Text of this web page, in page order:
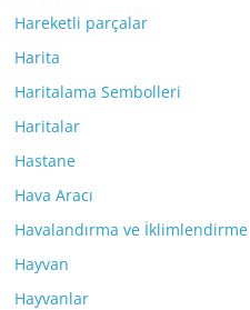
Hareketli parçalar
Harita
Haritalama Sembolleri
Haritalar
Hastane
Hava Aracı
Havalandırma ve İklimlendirme
Hayvan
Hayvanlar